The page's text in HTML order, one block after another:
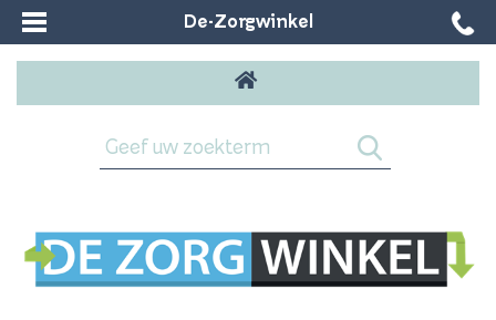
De-Zorgwinkel